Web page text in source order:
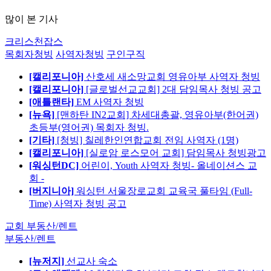
많이 본 기사
크리스천잡스
목회자청빙 사역자청빙 구인구직
[캘리포니아] 산호세 새소망교회 영유아부 사역자 청빙
[캘리포니아] [글로벌선교교회] 2대 담임목사 청빙 공고
[애틀랜타] EM 사역자 청빙
[뉴욕] [맨하탄 IN2교회] 차세대총괄, 영유아부(한어권)
초등부(영어권) 목회자 청빙.
[기타] [청빙] 칠레한인연합교회 전임 사역자 (1명)
[캘리포니아] [실로암 로스모어 교회] 담임목사 청빙광고
[워싱턴DC] 어린이, Youth 사역자 청빙- 올네이션스 교
회 -
[버지니아] 워싱턴 서울장로교회 교육국 풀타임 (Full-
Time) 사역자 청빙 공고
교회 부동산/렌트
부동산/렌트
[뉴저지] 선교사 숙소